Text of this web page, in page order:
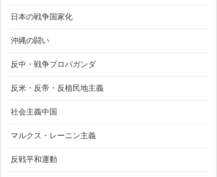
日本の戦争国家化
沖縄の闘い
反中・戦争プロパガンダ
反米・反帝・反植民地主義
社会主義中国
マルクス・レーニン主義
反戦平和運動